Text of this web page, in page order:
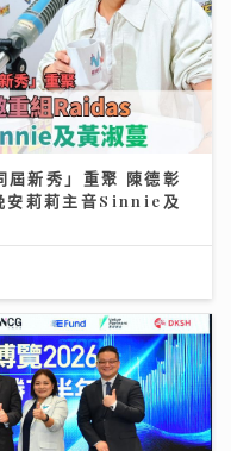
屆新秀」重聚 陳德彰
安莉莉主音Sinnie及